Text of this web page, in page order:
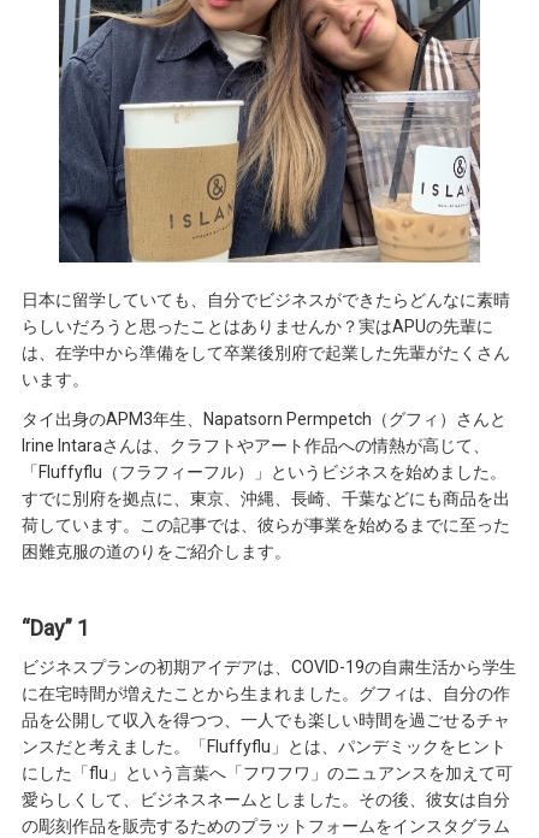
日本に留学していても、自分でビジネスができたらどんなに素晴
らしいだろうと思ったことはありませんか？実はAPUの先輩に
は、在学中から準備をして卒業後別府で起業した先輩がたくさん
います。
タイ出身のAPM3年生、Napatsorn Permpetch（グフィ）さんと
Irine Intaraさんは、クラフトやアート作品への情熱が高じて、
「Fluffyflu（フラフィーフル）」というビジネスを始めました。
すでに別府を拠点に、東京、沖縄、長崎、千葉などにも商品を出
荷しています。この記事では、彼らが事業を始めるまでに至った
困難克服の道のりをご紹介します。
“Day” 1
ビジネスプランの初期アイデアは、COVID-19の自粛生活から学生
に在宅時間が増えたことから生まれました。グフィは、自分の作
品を公開して収入を得つつ、一人でも楽しい時間を過ごせるチャ
ンスだと考えました。「Fluffyflu」とは、パンデミックをヒント
にした「flu」という言葉へ「フワフワ」のニュアンスを加えて可
愛らしくして、ビジネスネームとしました。その後、彼女は自分
の彫刻作品を販売するためのプラットフォームをインスタグラム